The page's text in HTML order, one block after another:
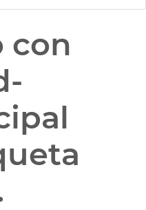
con